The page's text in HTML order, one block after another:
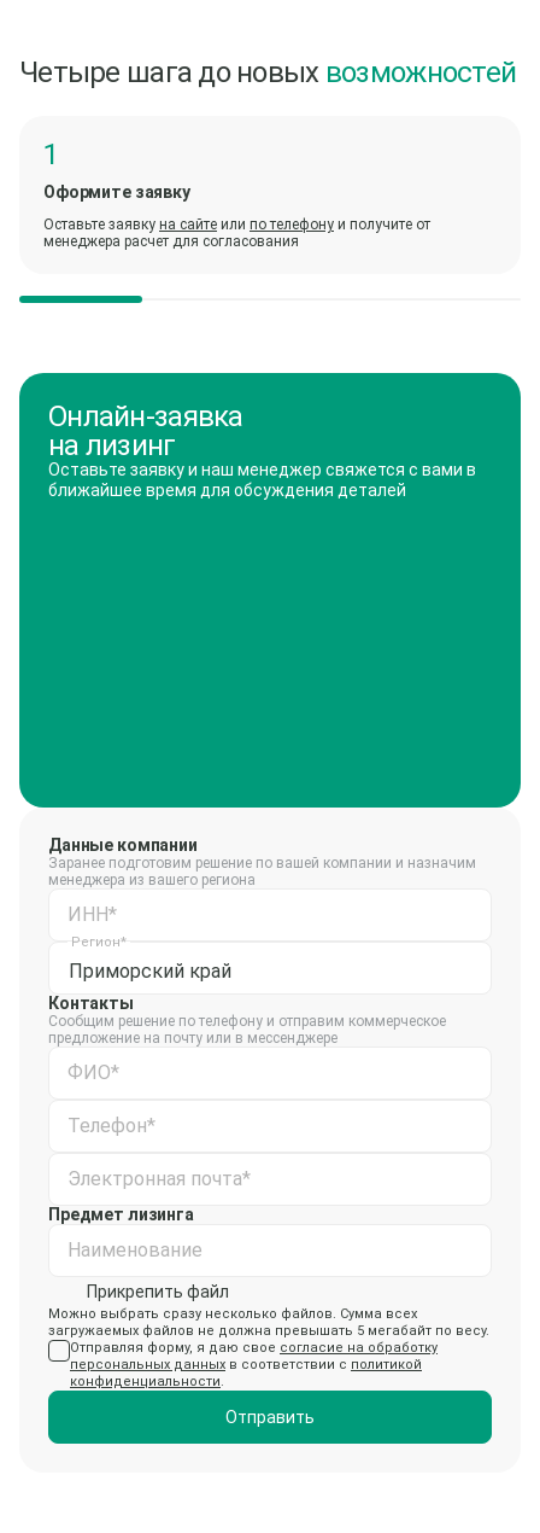
Четыре шага до новых возможностей
Оформите заявку
Оставьте заявку на сайте или по телефону и получите от
менеджера расчет для согласования
Онлайн-заявка
на лизинг
Оставьте заявку и наш менеджер свяжется с вами в
ближайшее время для обсуждения деталей
Данные компании
Заранее подготовим решение по вашей компании и назначим
менеджера из вашего региона
ИНН*
Приморский край
Регион*
Контакты
Сообщим решение по телефону и отправим коммерческое
предложение на почту или в мессенджере
ФИО*
Телефон*
Электронная почта*
Предмет лизинга
Наименование
Прикрепить файл
Можно выбрать сразу несколько файлов. Сумма всех
загружаемых файлов не должна превышать 5 мегабайт по весу.
Отправляя форму, я даю свое согласие на обработку
персональных данных в соответствии с политикой
конфиденциальности.
Отправить